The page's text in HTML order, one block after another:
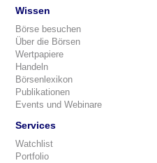
Wissen
Börse besuchen
Über die Börsen
Wertpapiere
Handeln
Börsenlexikon
Publikationen
Events und Webinare
Services
Watchlist
Portfolio